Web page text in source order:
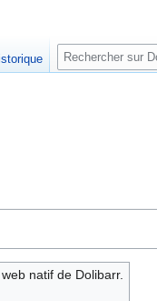
natif de Dolibarr.
Rechercher